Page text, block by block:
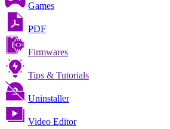
Games
PDF
Firmwares
Tips & Tutorials
Uninstaller
Video Editor